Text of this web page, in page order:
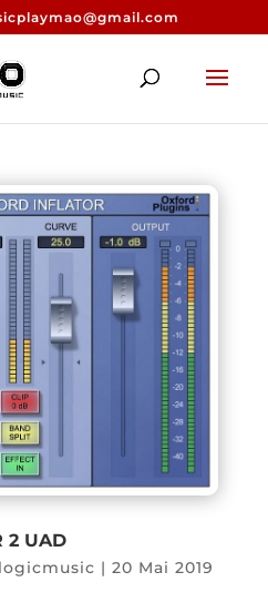
2 UAD
| 20 Mai 2019